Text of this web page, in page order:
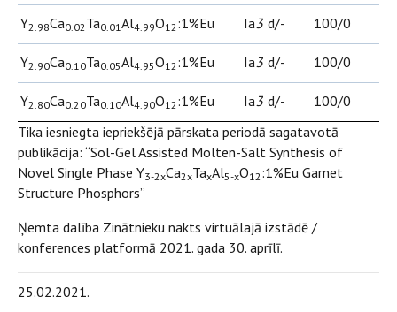
Y2.98Ca0.02 Ta0.01Al4.99O12 :1%Eu Ia3 d/- 100/0
Y2.90Ca0.10Ta0.05Al4.95O12 :1%Eu Ia3 d/- 100/0
Y2.80Ca0.20Ta0.10Al4.90O12 :1%Eu Ia3 d/- 100/0
Tika iesniegta iepriekšējā pārskata periodā sagatavotā
publikācija: “Sol-Gel Assisted Molten-Salt Synthesis of
Novel Single Phase Y3-2xCa2xTaxAl5-xO12 :1%Eu Garnet
Structure Phosphors”
Ņemta dalība Zinātnieku nakts virtuālajā izstādē /
konferences platformā 2021. gada 30. aprīlī.
25.02.2021.